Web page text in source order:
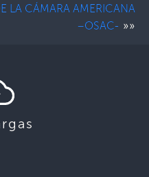
LA CÁMARA AMERICANA
–OSAC- »»